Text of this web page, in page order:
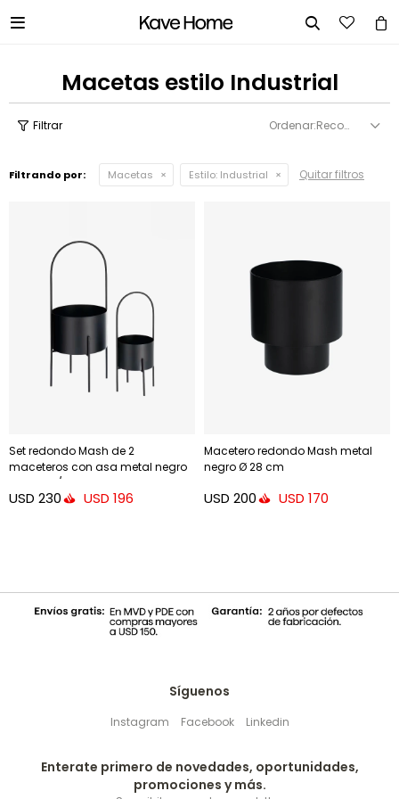
 
Macetas estilo Industrial
Recomendados
Filtrando por: Macetas Estilo: Industrial Quitar filtros
Set redondo Mash de 2
maceteros con asa metal negro
Ø 25 cm / Ø 16,5 cm
USD 230 USD 196
Macetero redondo Mash metal
negro Ø 28 cm
USD 200 USD 170
Síguenos
Instagram Facebook Linkedin
Enterate primero de novedades, oportunidades,
promociones y más.